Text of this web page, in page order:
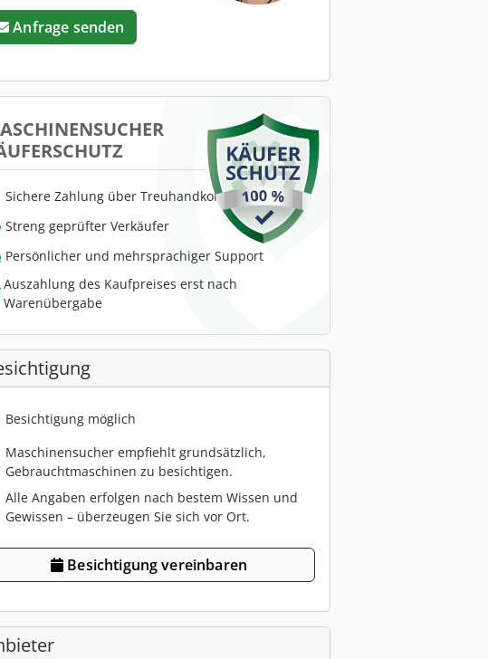
Anfrage senden
Sichere Zahlung über Treuhandkonto
Streng geprüfter Verkäufer
Persönlicher und mehrsprachiger Support
Auszahlung des Kaufpreises erst nach
Warenübergabe
Besichtigung möglich
Maschinensucher empfiehlt grundsätzlich,
Gebrauchtmaschinen zu besichtigen.
Alle Angaben erfolgen nach bestem Wissen und
Gewissen – überzeugen Sie sich vor Ort.
Besichtigung vereinbaren